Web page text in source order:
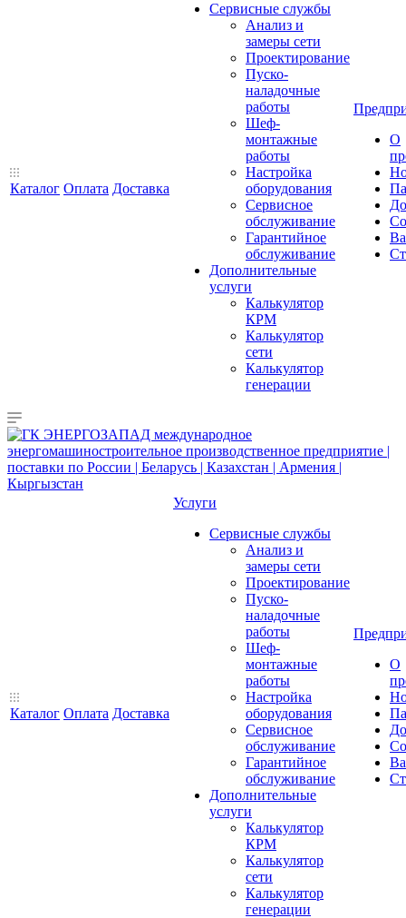
Каталог Оплата Доставка
Сервисные службы
Анализ и
замеры сети
Проектирование
Пуско-
наладочные
работы
Шеф-
монтажные
работы
Настройка
оборудования
Сервисное
обслуживание
Гарантийное
обслуживание
Дополнительные
услуги
Калькулятор
КРМ
Калькулятор
сети
Калькулятор
генерации
О
Каталог Оплата Доставка
Услуги
Сервисные службы
Анализ и
замеры сети
Проектирование
Пуско-
наладочные
работы
Шеф-
монтажные
работы
Настройка
оборудования
Сервисное
обслуживание
Гарантийное
обслуживание
Дополнительные
услуги
Калькулятор
КРМ
Калькулятор
сети
Калькулятор
генерации
О